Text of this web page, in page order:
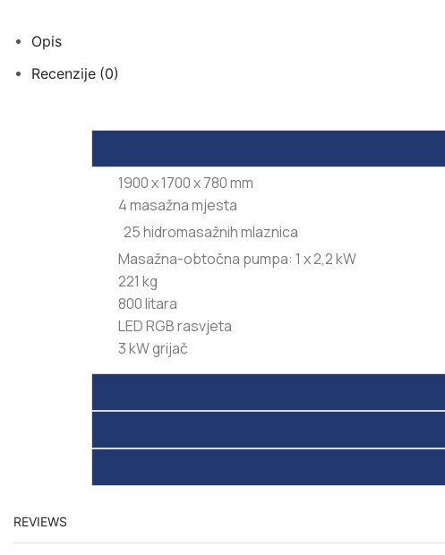
Opis
Recenzije (0)
1900 x 1700 x 780 mm
4 masažna mjesta
25 hidromasažnih mlaznica
Masažna-obtočna pumpa: 1 x 2,2 kW
221 kg
800 litara
LED RGB rasvjeta
3 kW grijač
REVIEWS